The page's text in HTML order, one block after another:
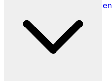
Geschäftsbedingungen
Meine Daten (AT)